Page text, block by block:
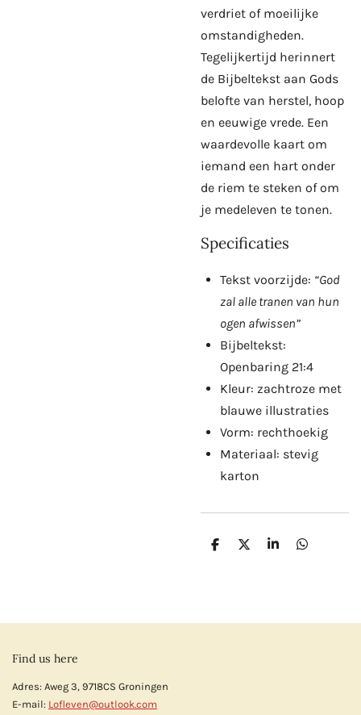
verdriet of moeilijke
omstandigheden.
Tegelijkertijd herinnert
de Bijbeltekst aan Gods
belofte van herstel, hoop
en eeuwige vrede. Een
waardevolle kaart om
iemand een hart onder
de riem te steken of om
je medeleven te tonen.
Specificaties
Tekst voorzijde: “God
zal alle tranen van hun
ogen afwissen”
Bijbeltekst:
Openbaring 21:4
Kleur: zachtroze met
blauwe illustraties
Vorm: rechthoekig
Materiaal: stevig
karton
D
D
S
D
Find us here
Adres: Aweg 3, 9718CS Groningen
E-mail: Lofleven@outlook.com